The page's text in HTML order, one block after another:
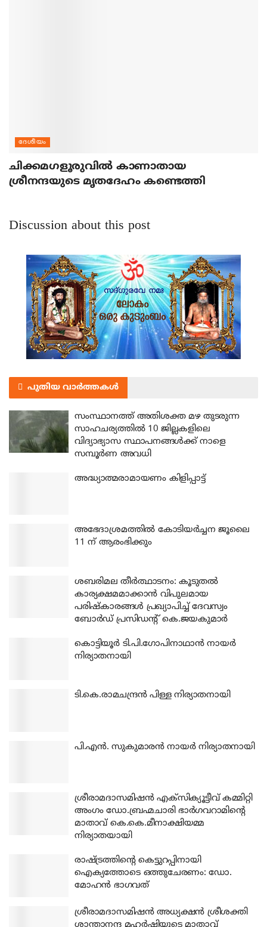
ദേശീയം
ചിക്കമഗളൂരുവില്‍ കാണാതായ
ശ്രീനന്ദയുടെ മൃതദേഹം കണ്ടെത്തി
Discussion about this post
പുതിയ വാർത്തകൾ
സംസ്ഥാനത്ത് അതിശക്ത മഴ തുടരുന്ന
സാഹചര്യത്തിൽ 10 ജില്ലകളിലെ
വിദ്യാഭ്യാസ സ്ഥാപനങ്ങൾക്ക് നാളെ
സമ്പൂർണ അവധി
അദ്ധ്യാത്മരാമായണം കിളിപ്പാട്ട്
അഭേദാശ്രമത്തില്‍ കോടിയര്‍ച്ചന ജൂലൈ
11 ന് ആരംഭിക്കും
ശബരിമല തീര്‍ത്ഥാടനം: കൂടുതല്‍
കാര്യക്ഷമമാക്കാന്‍ വിപുലമായ
പരിഷ്‌കാരങ്ങള്‍ പ്രഖ്യാപിച്ച് ദേവസ്വം
ബോര്‍ഡ് പ്രസിഡന്റ് കെ.ജയകുമാര്‍
കൊട്ടിയൂര്‍ ടി.പി.ഗോപിനാഥാന്‍ നായര്‍
നിര്യാതനായി
ടി.കെ.രാമചന്ദ്രന്‍ പിള്ള നിര്യാതനായി
പി.എന്‍. സുകുമാരന്‍ നായര്‍ നിര്യാതനായി
ശ്രീരാമദാസമിഷന്‍ എക്‌സിക്യൂട്ടീവ് കമ്മിറ്റി
അംഗം ഡോ.ബ്രഹ്മചാരി ഭാര്‍ഗവറാമിന്റെ
മാതാവ് കെ.കെ.മീനാക്ഷിയമ്മ
നിര്യാതയായി
രാഷ്ട്രത്തിന്റെ കെട്ടുറപ്പിനായി
ഐക്യത്തോടെ ഒത്തുചേരണം: ഡോ.
മോഹന്‍ ഭാഗവത്
ശ്രീരാമദാസമിഷന്‍ അധ്യക്ഷന്‍ ശ്രീശക്തി